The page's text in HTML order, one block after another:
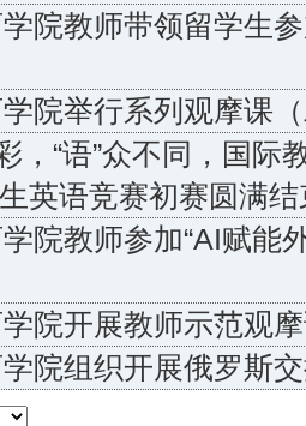
院教师带领留学生
院举行系列观摩课
，“语”众不同，国
英语竞赛初赛圆满结
院教师参加“AI赋能
学院开展教师示范观
学院组织开展俄罗斯